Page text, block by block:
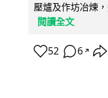
壓爐及作坊冶煉
閱讀全文
52 6 ↗